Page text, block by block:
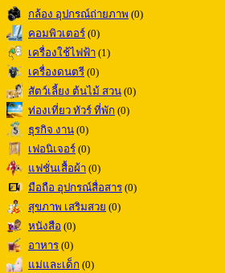
กล้อง อุปกรณ์ถ่ายภาพ (0)
คอมพิวเตอร์ (0)
เครื่องใช้ไฟฟ้า (1)
เครื่องดนตรี (0)
สัตว์เลี้ยง ต้นไม้ สวน (0)
ท่องเที่ยว ทัวร์ ที่พัก (0)
ธุรกิจ งาน (0)
เฟอนิเจอร์ (0)
แฟชั่นเสื้อผ้า (0)
มือถือ อุปกรณ์สื่อสาร (0)
สุขภาพ เสริมสวย (0)
หนังสือ (0)
อาหาร (0)
แม่และเด็ก (0)